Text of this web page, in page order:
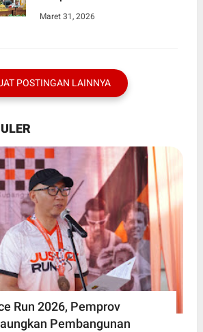
Maret 31, 2026
POSTINGAN LAINNYA
Run 2026, Pemprov
Pembangunan